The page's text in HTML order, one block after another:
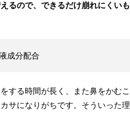
るので、できるだけ崩れにくい
成分配合
をする時間が長く、また鼻をかむ
サになりがちです。そういった